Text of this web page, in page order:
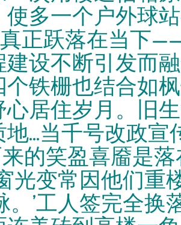
多一个户外球站
正跃落在当下
设不断引发而
铁栅也结合如
居住岁月。旧
...当千号改政宣
的笑盈喜靥是
光变常因他们
’工人签完全